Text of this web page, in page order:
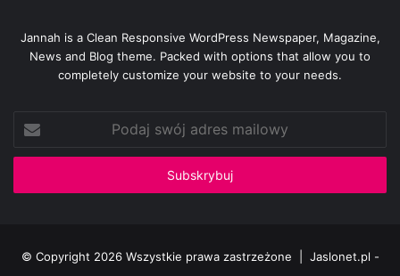
Jannah is a Clean Responsive WordPress Newspaper, Magazine,
News and Blog theme. Packed with options that allow you to
completely customize your website to your needs.
swój
adres
© Copyright 2026 Wszystkie prawa zastrzeżone | Jaslonet.pl -